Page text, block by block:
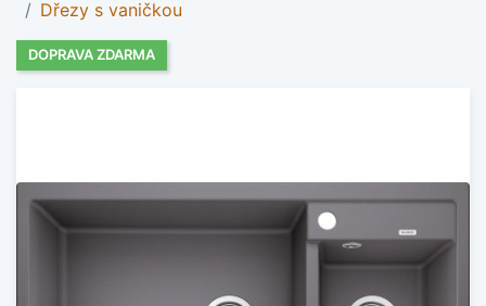
Dřezy s vaničkou
DOPRAVA ZDARMA